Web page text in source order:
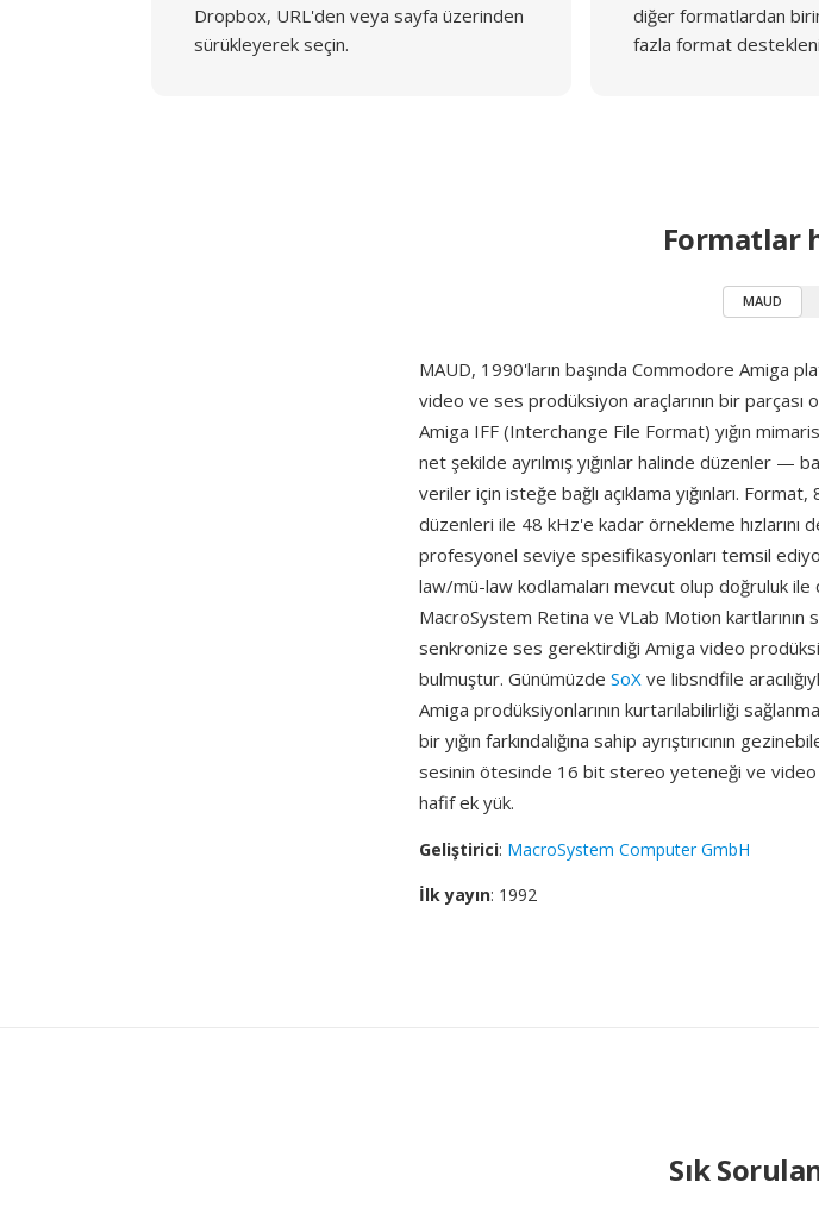
Dropbox, URL'den veya sayfa üzerinden
sürükleyerek seçin.
diğer formatlardan
fazla format
Formatlar
MAUD
MAUD, 1990'ların başında Commodore Amiga
video ve ses prodüksiyon araçlarının bir parçası
Amiga IFF (Interchange File Format) yığın
net şekilde ayrılmış yığınlar halinde düzenler —
veriler için isteğe bağlı açıklama yığınları.
düzenleri ile 48 kHz'e kadar örnekleme hızlarını
profesyonel seviye spesifikasyonları temsil
law/mü-law kodlamaları mevcut olup doğruluk
MacroSystem Retina ve VLab Motion kartlarının
senkronize ses gerektirdiği Amiga video
bulmuştur. Günümüzde SoX ve libsndfile
Amiga prodüksiyonlarının kurtarılabilirliği
bir yığın farkındalığına sahip ayrıştırıcının
sesinin ötesinde 16 bit stereo yeteneği ve video
hafif ek yük.
Geliştirici: MacroSystem Computer GmbH
İlk yayın: 1992
Sık